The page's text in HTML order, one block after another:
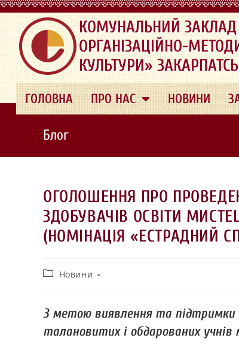
.
КОМУНАЛЬНИЙ
ОРГАНІЗАЦІЙНО-
КУЛЬТУРИ»
ГОЛОВНА ПРО НАС НОВИНИ
Блог
ОГОЛОШЕННЯ ПРО
ЗДОБУВАЧІВ ОСВІТИ
(НОМІНАЦІЯ «ЕСТРАДНИЙ
Новини
З метою виявлення та підтримки
талановитих і обдарованих учнів